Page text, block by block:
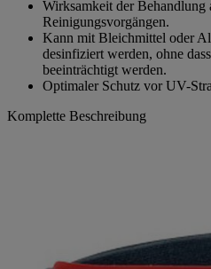
Wirksamkeit der Behandlung
Reinigungsvorgängen.
Kann mit Bleichmittel oder
desinfiziert werden, ohne
beeinträchtigt werden.
Optimaler Schutz vor UV-
Komplette Beschreibung